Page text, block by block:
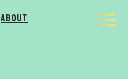
About